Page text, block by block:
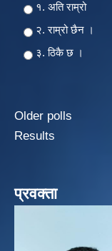
Choices
१. अति राम्रो
२‍‍. राम्रो छैन ।
३. ठिकै छ ।
Older polls
Results
प्रवक्ता